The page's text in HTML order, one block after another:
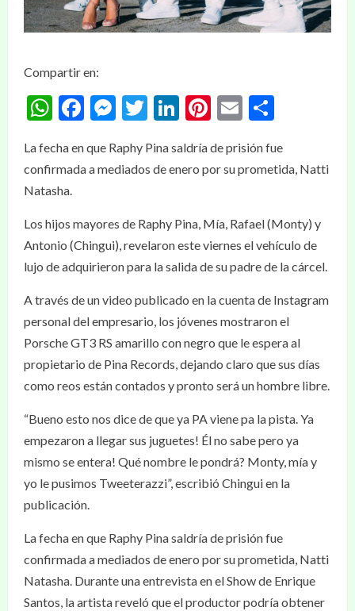
Compartir en:
WhatsApp
Facebook
Messenger
Twitter
LinkedIn
Pinterest
Email
La fecha en que Raphy Pina saldría de prisión fue
confirmada a mediados de enero por su prometida, Natti
Natasha.
Los hijos mayores de Raphy Pina, Mía, Rafael (Monty) y
Antonio (Chingui), revelaron este viernes el vehículo de
lujo de adquirieron para la salida de su padre de la cárcel.
A través de un video publicado en la cuenta de Instagram
personal del empresario, los jóvenes mostraron el
Porsche GT3 RS amarillo con negro que le espera al
propietario de Pina Records, dejando claro que sus días
como reos están contados y pronto será un hombre libre.
“Bueno esto nos dice de que ya PA viene pa la pista. Ya
empezaron a llegar sus juguetes! Él no sabe pero ya
mismo se entera! Qué nombre le pondrá? Monty, mía y
yo le pusimos Tweeterazzi”, escribió Chingui en la
publicación.
La fecha en que Raphy Pina saldría de prisión fue
confirmada a mediados de enero por su prometida, Natti
Natasha. Durante una entrevista en el Show de Enrique
Santos, la artista reveló que el productor podría obtener